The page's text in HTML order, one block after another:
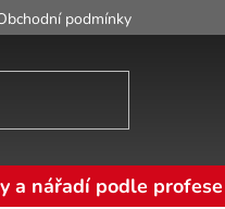
podmínky
a nářadí podle profese